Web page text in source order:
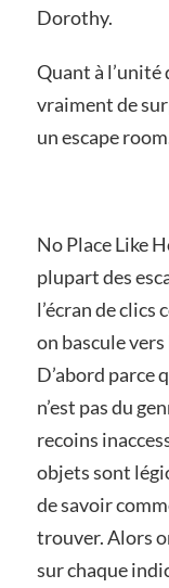
Dorothy.
Quant à l’unité
vraiment de
un escape
No Place Like
plupart des
l’écran de clics
on bascule
D’abord parce
n’est pas du
recoins
objets sont
de savoir
trouver. Alors
sur chaque